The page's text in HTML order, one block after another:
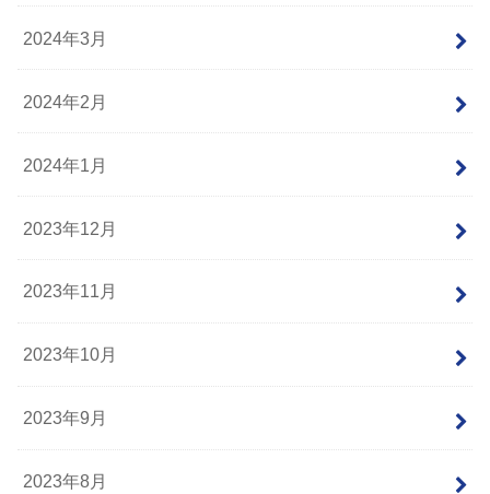
2024年3月
2024年2月
2024年1月
2023年12月
2023年11月
2023年10月
2023年9月
2023年8月